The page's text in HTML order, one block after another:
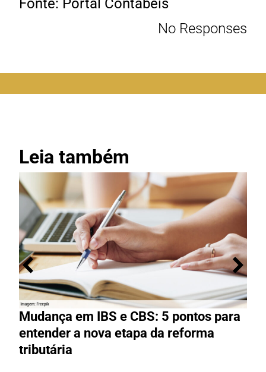
Fonte: Portal Contábeis
No Responses
Leia também
Mudança em IBS e CBS: 5 pontos para
entender a nova etapa da reforma
tributária